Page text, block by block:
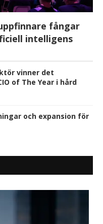
fångar
intelligens
vinner det
of The Year i hård
och expansion för